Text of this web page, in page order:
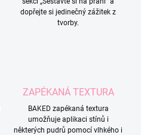
dopřejte si jedinečný zážitek z
tvorby.
ZAPÉKANÁ TEXTURA
BAKED zapékaná textura
umožňuje aplikaci stínů i
některých pudrů pomocí vlhkého i